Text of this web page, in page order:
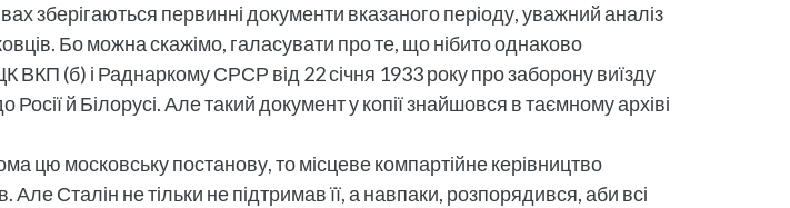
зберігаються первинні документи вказаного періоду, уважний аналіз
Бо можна скажімо, галасувати про те, що нібито однаково
(б) і Раднаркому СРСР від 22 січня 1933 року про заборону виїзду
й Білорусі. Але такий документ у копії знайшовся в таємному архіві
цю московську постанову, то місцеве компартійне керівництво
Сталін не тільки не підтримав її, а навпаки, розпорядився, аби всі